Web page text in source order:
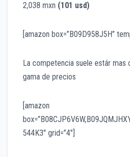
2,038 mxn (101 usd)
[amazon box=”B09D958J5H”
La competencia suele estár mas
gama de precios
[amazon
544K3″ grid=”4″]